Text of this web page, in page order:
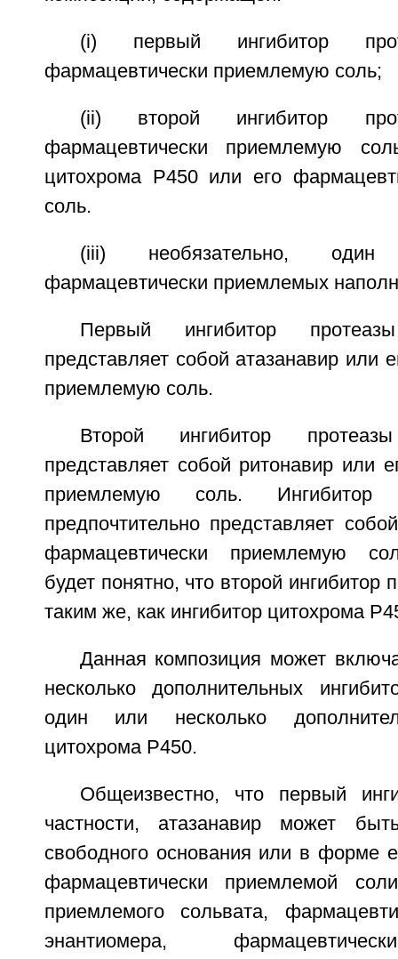
(i) первый ингибитор
фармацевтически приемлемую соль;
(ii) второй ингибитор
фармацевтически приемлемую
цитохрома Р450 или его
соль.
(iii) необязательно,
фармацевтически приемлемых
Первый ингибитор протеазы
представляет собой атазанавир или
приемлемую соль.
Второй ингибитор протеазы
представляет собой ритонавир или
приемлемую соль. Ингибитор
предпочтительно представляет
фармацевтически приемлемую
будет понятно, что второй ингибитор
таким же, как ингибитор цитохрома
Данная композиция может
несколько дополнительных
один или несколько
цитохрома Р450.
Общеизвестно, что первый
частности, атазанавир может
свободного основания или в форме
фармацевтически приемлемой
приемлемого сольвата,
энантиомера,